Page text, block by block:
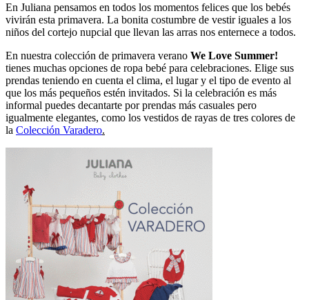
En Juliana pensamos en todos los momentos felices que los bebés
vivirán esta primavera. La bonita costumbre de vestir iguales a los
niños del cortejo nupcial que llevan las arras nos enternece a todos.
En nuestra colección de primavera verano We Love Summer!
tienes muchas opciones de ropa bebé para celebraciones. Elige sus
prendas teniendo en cuenta el clima, el lugar y el tipo de evento al
que los más pequeños estén invitados. Si la celebración es más
informal puedes decantarte por prendas más casuales pero
igualmente elegantes, como los vestidos de rayas de tres colores de
la Colección Varadero.